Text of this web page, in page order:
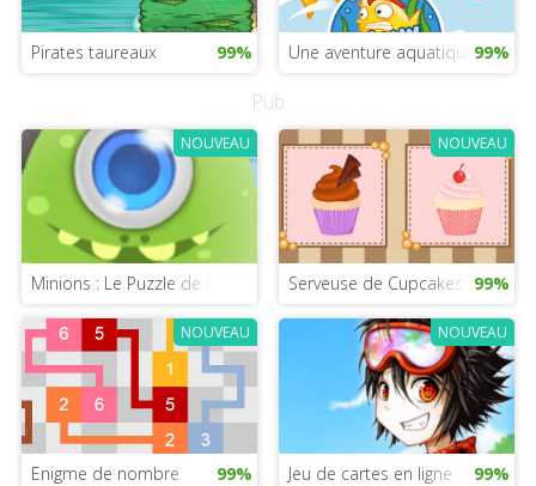
Pirates taureaux 99% Une aventure aquatique 99%
Pub
NOUVEAU
Minions : Le Puzzle de l’ascension de Gru
NOUVEAU
Serveuse de Cupcakes 99%
NOUVEAU
Enigme de nombre 99%
NOUVEAU
Jeu de cartes en ligne 99%